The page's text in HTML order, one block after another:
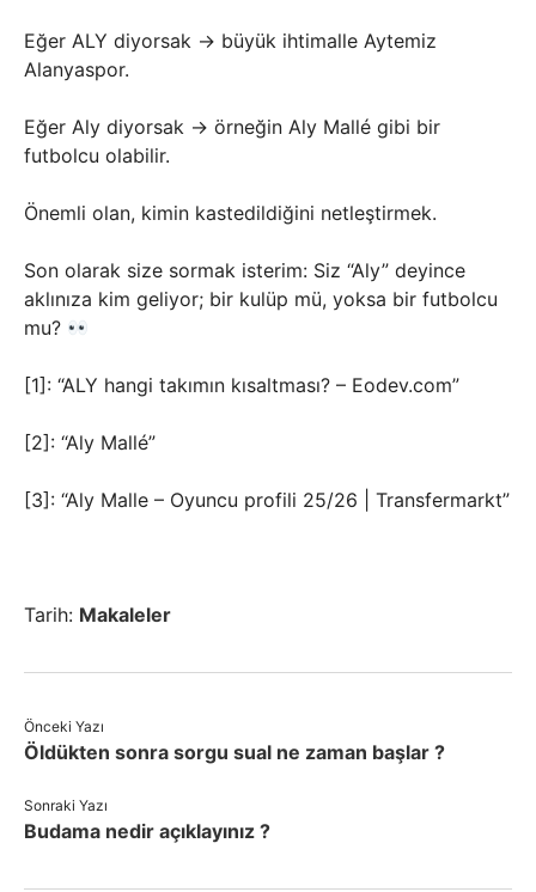
Eğer ALY diyorsak → büyük ihtimalle Aytemiz
Alanyaspor.
Eğer Aly diyorsak → örneğin Aly Mallé gibi bir
futbolcu olabilir.
Önemli olan, kimin kastedildiğini netleştirmek.
Son olarak size sormak isterim: Siz “Aly” deyince
aklınıza kim geliyor; bir kulüp mü, yoksa bir futbolcu
mu?
[1]: “ALY hangi takımın kısaltması? – Eodev.com”
[2]: “Aly Mallé”
[3]: “Aly Malle – Oyuncu profili 25/26 | Transfermarkt”
Tarih: Makaleler
Önceki Yazı
Öldükten sonra sorgu sual ne zaman başlar ?
Sonraki Yazı
Budama nedir açıklayınız ?